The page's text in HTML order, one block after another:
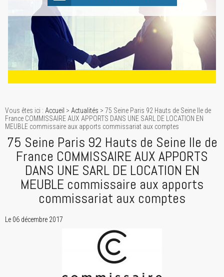
Vous êtes ici : Accueil > Actualités > 75 Seine Paris 92 Hauts de Seine Ile de
France COMMISSAIRE AUX APPORTS DANS UNE SARL DE LOCATION EN
MEUBLE commissaire aux apports commissariat aux comptes
75 Seine Paris 92 Hauts de Seine Ile de
France COMMISSAIRE AUX APPORTS
DANS UNE SARL DE LOCATION EN
MEUBLE commissaire aux apports
commissariat aux comptes
Le 06 décembre 2017